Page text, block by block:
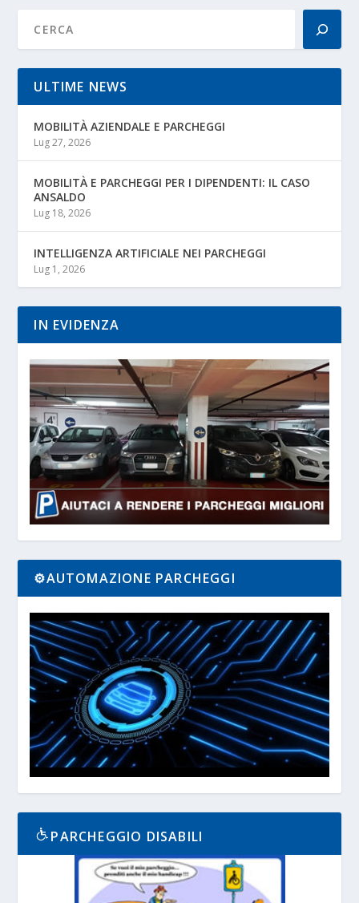
ULTIME NEWS
MOBILITÀ AZIENDALE E PARCHEGGI
Lug 27, 2026
MOBILITÀ E PARCHEGGI PER I DIPENDENTI: IL CASO
ANSALDO
Lug 18, 2026
INTELLIGENZA ARTIFICIALE NEI PARCHEGGI
Lug 1, 2026
IN EVIDENZA
⚙️AUTOMAZIONE PARCHEGGI
PARCHEGGIO DISABILI